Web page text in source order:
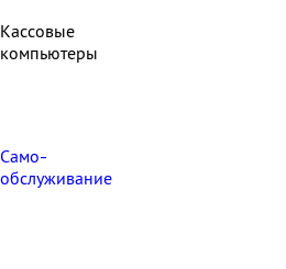
Кассовые
компьютеры
Само-
обслуживание